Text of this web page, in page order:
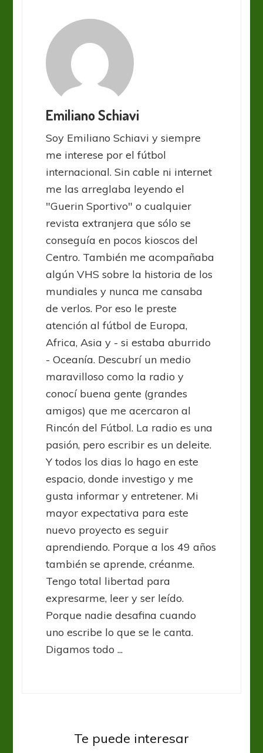
Emiliano Schiavi
Soy Emiliano Schiavi y siempre
me interese por el fútbol
internacional. Sin cable ni internet
me las arreglaba leyendo el
"Guerin Sportivo" o cualquier
revista extranjera que sólo se
conseguía en pocos kioscos del
Centro. También me acompañaba
algún VHS sobre la historia de los
mundiales y nunca me cansaba
de verlos. Por eso le preste
atención al fútbol de Europa,
Africa, Asia y - si estaba aburrido
- Oceanía. Descubrí un medio
maravilloso como la radio y
conocí buena gente (grandes
amigos) que me acercaron al
Rincón del Fútbol. La radio es una
pasión, pero escribir es un deleite.
Y todos los dias lo hago en este
espacio, donde investigo y me
gusta informar y entretener. Mi
mayor expectativa para este
nuevo proyecto es seguir
aprendiendo. Porque a los 49 años
también se aprende, créanme.
Tengo total libertad para
expresarme, leer y ser leído.
Porque nadie desafina cuando
uno escribe lo que se le canta.
Digamos todo ...
Te puede interesar
Atlético Madrid ganó y achicó la